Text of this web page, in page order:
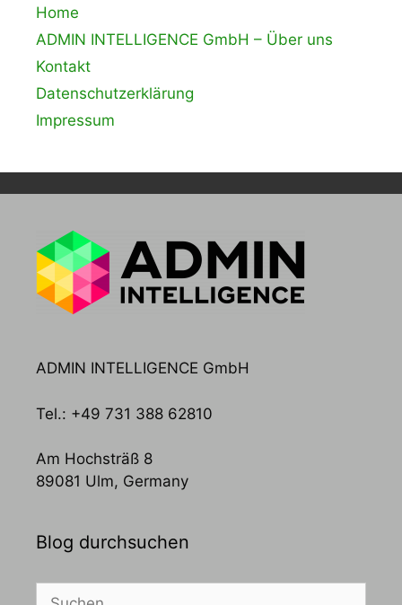
Home
ADMIN INTELLIGENCE GmbH – Über uns
Kontakt
Datenschutzerklärung
Impressum
ADMIN INTELLIGENCE GmbH
Tel.: +49 731 388 62810
Am Hochsträß 8
89081 Ulm, Germany
Blog durchsuchen
Suchen